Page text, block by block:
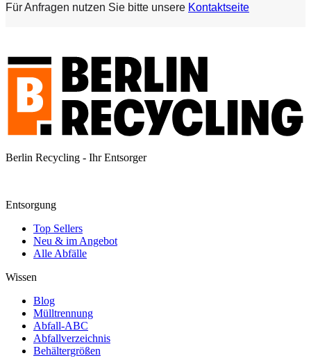
Für Anfragen nutzen Sie bitte unsere Kontaktseite
Berlin Recycling - Ihr Entsorger
Entsorgung
Top Sellers
Neu & im Angebot
Alle Abfälle
Wissen
Blog
Mülltrennung
Abfall-ABC
Abfallverzeichnis
Behältergrößen